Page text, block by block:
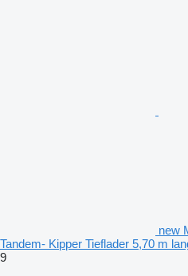
new
Tandem- Kipper Tieflader 5,70 m
9